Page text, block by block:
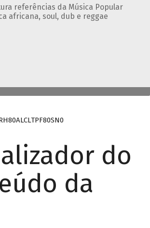
referências da Música Popular
africana, soul, dub e reggae
do
da